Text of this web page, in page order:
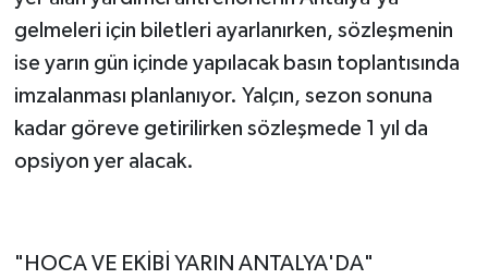
gelmeleri için biletleri ayarlanırken, sözleşmenin
ise yarın gün içinde yapılacak basın toplantısında
imzalanması planlanıyor. Yalçın, sezon sonuna
kadar göreve getirilirken sözleşmede 1 yıl da
opsiyon yer alacak.
"HOCA VE EKİBİ YARIN ANTALYA'DA"